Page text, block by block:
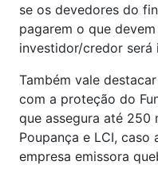
se os devedores do
pagarem o que
investidor/credor será
Também vale
com a proteção do
que assegura até 250
Poupança e LCI,
empresa emissora